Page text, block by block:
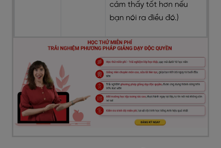
cảm thấy tốt hơn nếu
bạn nói ra điều đó.)